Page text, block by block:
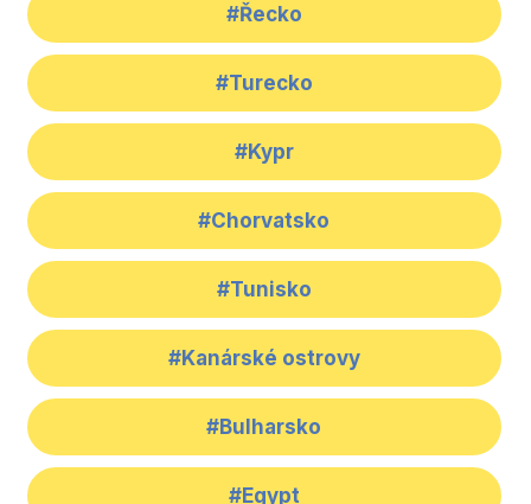
#Řecko
#Turecko
#Kypr
#Chorvatsko
#Tunisko
#Kanárské ostrovy
#Bulharsko
#Egypt